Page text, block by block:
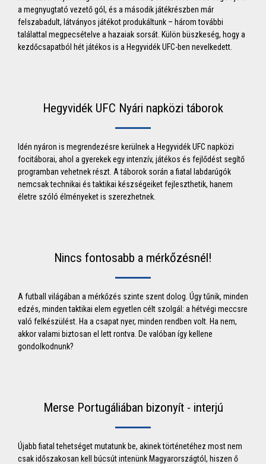
a megnyugtató vezető gól, és a második játékrészben már
felszabadult, látványos játékot produkáltunk – három további
találattal megpecsételve a hazaiak sorsát. Külön büszkeség, hogy a
kezdőcsapatból hét játékos is a Hegyvidék UFC-ben nevelkedett.
Hegyvidék UFC Nyári napközi táborok
Idén nyáron is megrendezésre kerülnek a Hegyvidék UFC napközi
focitáborai, ahol a gyerekek egy intenzív, játékos és fejlődést segítő
programban vehetnek részt. A táborok során a fiatal labdarúgók
nemcsak technikai és taktikai készségeiket fejleszthetik, hanem
életre szóló élményeket is szerezhetnek.
Nincs fontosabb a mérkőzésnél!
A futball világában a mérkőzés szinte szent dolog. Úgy tűnik, minden
edzés, minden taktikai elem egyetlen célt szolgál: a hétvégi meccsre
való felkészülést. Ha a csapat nyer, minden rendben volt. Ha nem,
akkor valami biztosan el lett rontva. De valóban így kellene
gondolkodnunk?
Merse Portugáliában bizonyít - interjú
Újabb fiatal tehetséget mutatunk be, akinek történetéhez most nem
csak időszakosan kell búcsút intenünk Magyarországtól, hiszen ő